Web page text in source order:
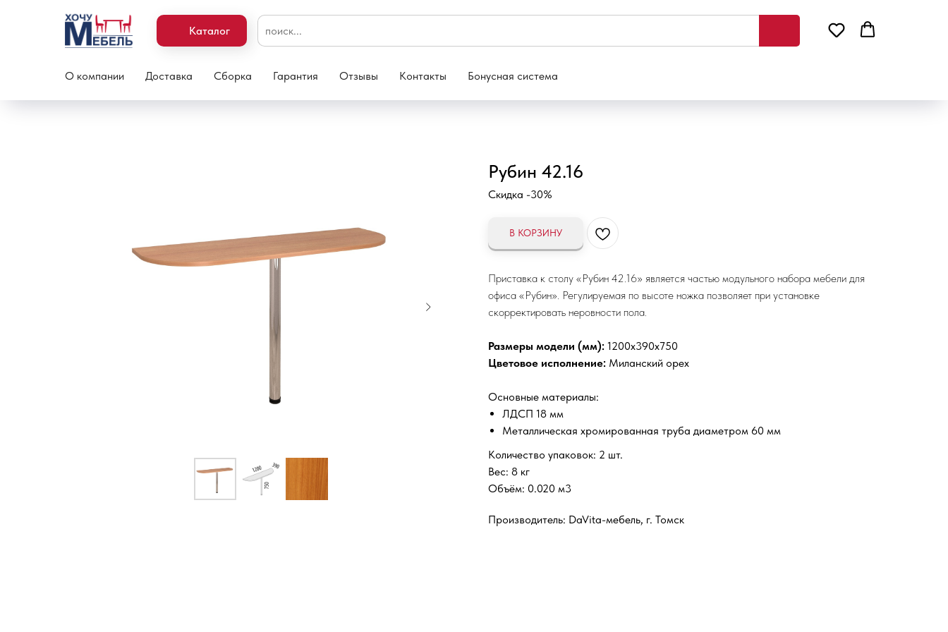
Каталог
О компании Доставка Сборка Гарантия Отзывы Контакты Бонусная система
Рубин 42.16
Скидка -30%
В КОРЗИНУ
Приставка к столу «Рубин 42.16» является частью модульного набора мебели для
офиса «Рубин». Регулируемая по высоте ножка позволяет при установке
скорректировать неровности пола.
Размеры модели (мм): 1200x390x750
Цветовое исполнение: Миланский орех
Основные материалы:
ЛДСП 18 мм
Металлическая хромированная труба диаметром 60 мм
Количество упаковок: 2 шт.
Вес: 8 кг
Объём: 0.020 м3
Производитель: DaVita-мебель, г. Томск